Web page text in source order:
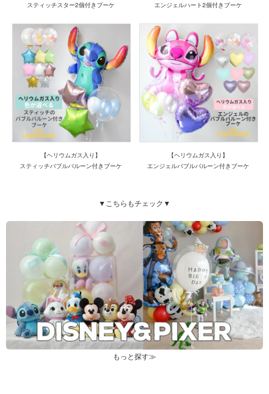
スティッチスター2個付きブーケ
エンジェルハート2個付きブーケ
【ヘリウムガス入り】
スティッチバブルバルーン付きブーケ
【ヘリウムガス入り】
エンジェルバブルバルーン付きブーケ
▼こちらもチェック▼
もっと探す≫